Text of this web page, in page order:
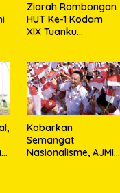
Ziarah Rombongan
HUT Ke-1 Kodam
XIX Tuanku
Pahlawan Jadi
Teladan Prajurit
Kobarkan
Semangat
Nasionalisme, AJMI